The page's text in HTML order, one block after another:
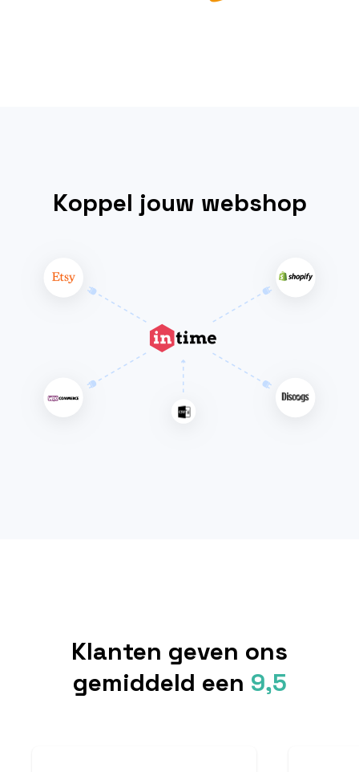
Koppel jouw webshop
Klanten geven ons
gemiddeld een 9,5